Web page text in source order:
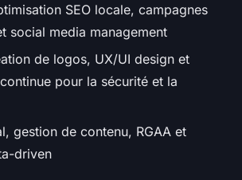
SEO locale, campagnes
social media management
de logos, UX/UI design et
pour la sécurité et la
gestion de contenu, RGAA et
driven